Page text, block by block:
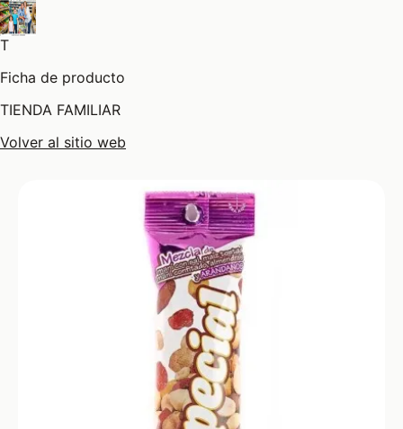
T
Ficha de producto
TIENDA FAMILIAR
Volver al sitio web